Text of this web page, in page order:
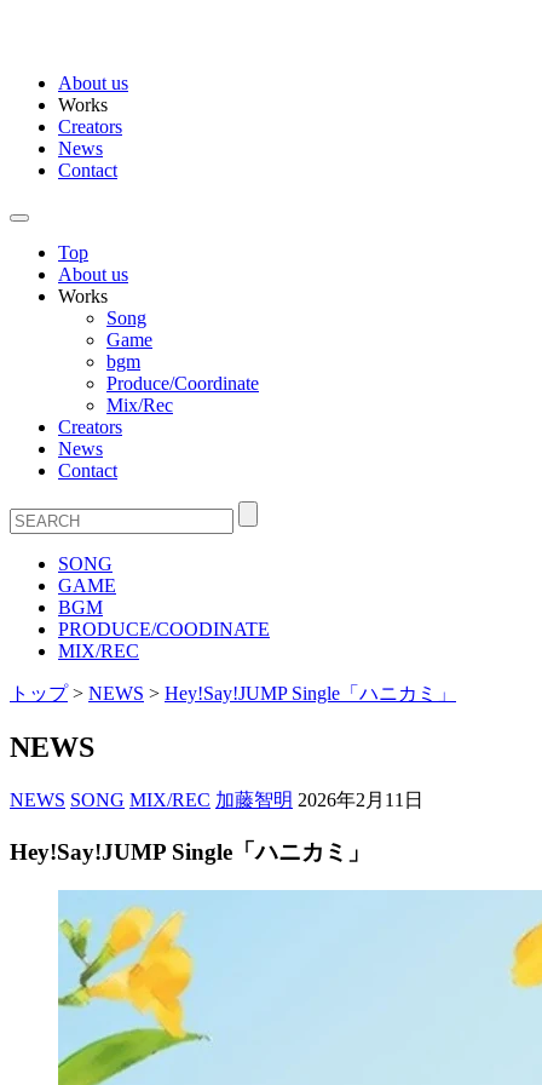
About us
Works
Creators
News
Contact
Top
About us
Works
Song
Game
bgm
Produce/Coordinate
Mix/Rec
Creators
News
Contact
SONG
GAME
BGM
PRODUCE/COODINATE
MIX/REC
トップ> NEWS > Hey!Say!JUMP Single「ハニカミ」
NEWS
NEWS SONG MIX/REC 加藤智明 2026年2月11日
Hey!Say!JUMP Single「ハニカミ」